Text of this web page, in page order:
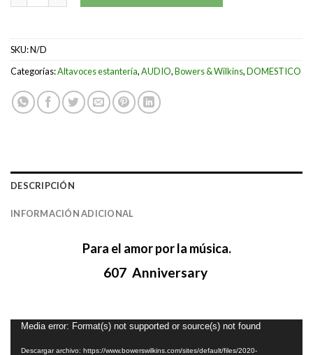
SKU:N/D
Categorías:Altavoces estantería,AUDIO,Bowers & Wilkins,DOMESTICO
DESCRIPCIÓN
INFORMACIÓN ADICIONAL
Para el amor por la música.
607 Anniversary
Reproductor
de
Media error: Format(s) not supported or source(s) not found
Descargar archivo: https://www.bowerswilkins.com/sites/default/files/2020-